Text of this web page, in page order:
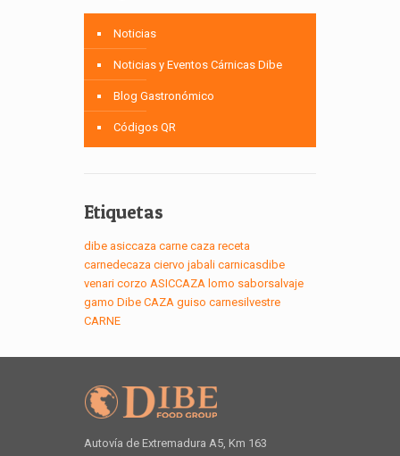
Noticias
Noticias y Eventos Cárnicas Dibe
Blog Gastronómico
Códigos QR
Etiquetas
dibe asiccaza carne caza receta
carnedecaza ciervo jabali carnicasdibe
venari corzo ASICCAZA lomo saborsalvaje
gamo Dibe CAZA guiso carnesilvestre
CARNE
Autovía de Extremadura A5, Km 163